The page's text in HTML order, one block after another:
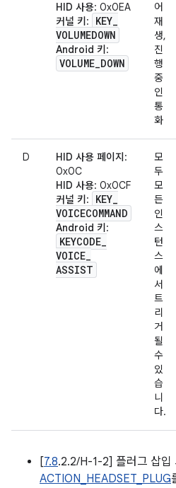
HID 사용: 0x0EA
커널 키: KEY_
VOLUMEDOWN
Android 키:
VOLUME_DOWN
어
재
생,
진
행
중
인
통
화
D HID 사용 페이지:
0x0C
HID 사용: 0x0CF
커널 키: KEY_
VOICECOMMAND
Android 키:
KEYCODE_
VOICE_
ASSIST
모
두
모
든
인
스
턴
스
에
서
트
리
거
될
수
있
습
니
다.
[7.8.2.2/H-1-2] 플러그 삽입
ACTION_HEADSET_PLUG